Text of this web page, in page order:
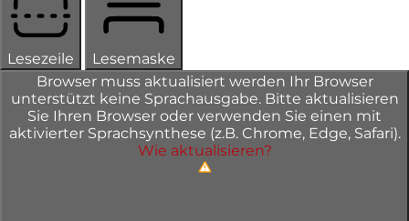
Lesezeile
Lesemaske
Browser muss aktualisiert werden Ihr Browser
unterstützt keine Sprachausgabe. Bitte aktualisieren
Sie Ihren Browser oder verwenden Sie einen mit
aktivierter Sprachsynthese (z.B. Chrome, Edge, Safari).
Wie aktualisieren?